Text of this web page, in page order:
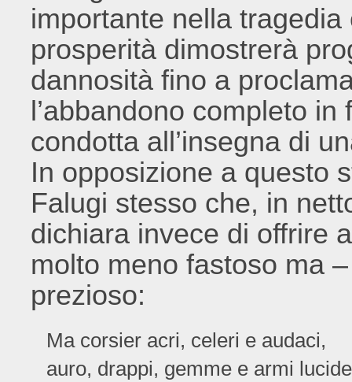
importante nella
prosperità dimostrerà
dannosità fino a
l’abbandono completo
condotta all’insegna di
In opposizione a questo
Falugi stesso che, in
dichiara invece di offrire
molto meno fastoso ma
prezioso:
Ma corsier acri, celeri e audaci,
auro, drappi, gemme e armi